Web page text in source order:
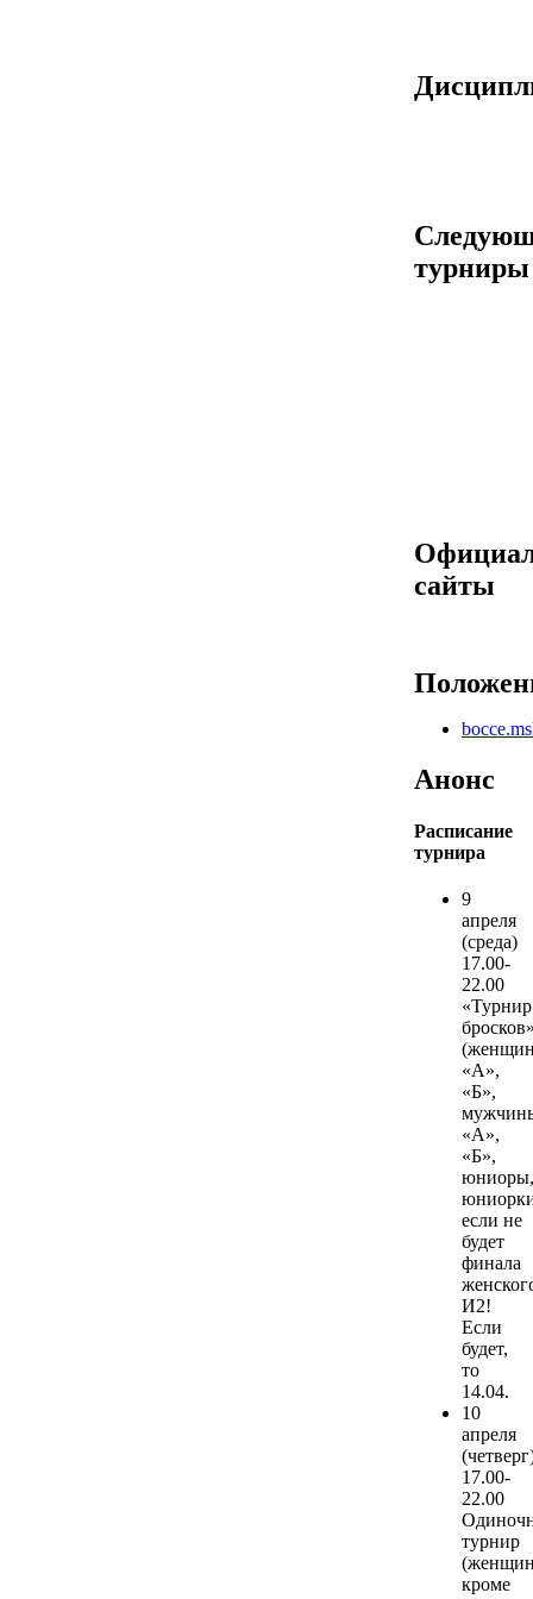
турниры
сайты
Анонс
Расписание
турнира
9
апреля
(среда)
17.00-
22.00
«Турнир
«А»,
«Б»,
«А»,
«Б»,
юниоры,
если не
будет
финала
И2!
Если
будет,
то
14.04.
10
апреля
17.00-
22.00
турнир
кроме